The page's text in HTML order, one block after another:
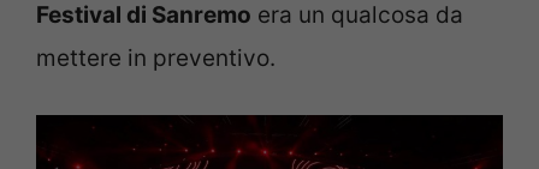
Festival di Sanremo era un qualcosa da
mettere in preventivo.